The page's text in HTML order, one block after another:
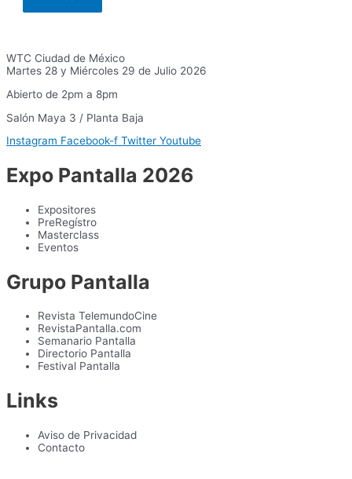
WTC Ciudad de México
Martes 28 y Miércoles 29 de Julio 2026
Abierto de 2pm a 8pm
Salón Maya 3 / Planta Baja
Instagram Facebook-f Twitter Youtube
Expo Pantalla 2026
Expositores
PreRegístro
Masterclass
Eventos
Grupo Pantalla
Revista TelemundoCine
RevistaPantalla.com
Semanario Pantalla
Directorio Pantalla
Festival Pantalla
Links
Aviso de Privacidad
Contacto